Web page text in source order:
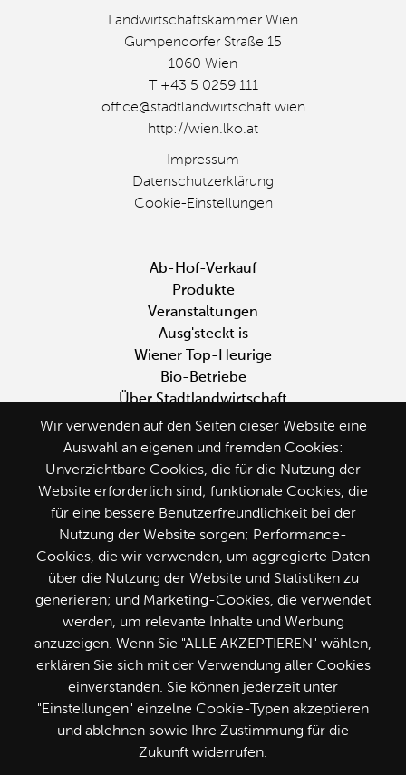
Datenschutzerklärung
Cookie-Einstellungen
FußbereichsmenüAb-Hof-Verkauf
Produkte
Veranstaltungen
Ausg'steckt is
Wiener Top-Heurige
Wir verwenden auf den Seiten dieser Website eine
Auswahl an eigenen und fremden Cookies:
Unverzichtbare Cookies, die für die Nutzung der
Website erforderlich sind; funktionale Cookies, die
für eine bessere Benutzerfreundlichkeit bei der
Nutzung der Website sorgen; Performance-
Cookies, die wir verwenden, um aggregierte Daten
über die Nutzung der Website und Statistiken zu
generieren; und Marketing-Cookies, die verwendet
werden, um relevante Inhalte und Werbung
anzuzeigen. Wenn Sie "ALLE AKZEPTIEREN" wählen,
erklären Sie sich mit der Verwendung aller Cookies
einverstanden. Sie können jederzeit unter
"Einstellungen" einzelne Cookie-Typen akzeptieren
und ablehnen sowie Ihre Zustimmung für die
Zukunft widerrufen.
Seite weiterempfehlen
Folge uns